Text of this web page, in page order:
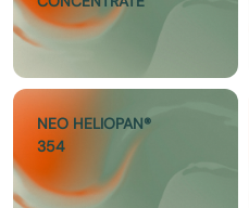
NEO HELIOPAN®
354